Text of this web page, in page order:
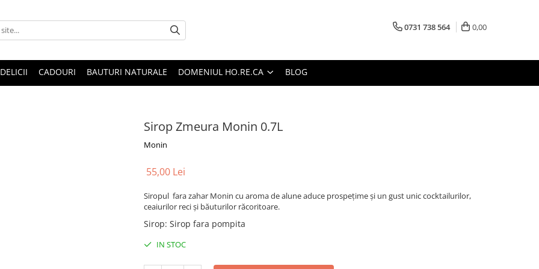
0731 738 564 0,00
DELICII CADOURI BAUTURI NATURALE DOMENIUL HO.RE.CA BLOG
Sirop Zmeura Monin 0.7L
Monin
55,00 Lei
Siropul fara zahar Monin cu aroma de alune aduce prospețime și un gust unic cocktailurilor,
ceaiurilor reci și băuturilor răcoritoare.
Sirop: Sirop fara pompita
IN STOC